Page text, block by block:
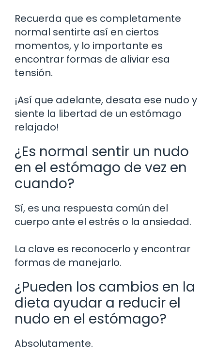
Recuerda que es completamente
normal sentirte así en ciertos
momentos, y lo importante es
encontrar formas de aliviar esa
tensión.
¡Así que adelante, desata ese nudo y
siente la libertad de un estómago
relajado!
¿Es normal sentir un nudo
en el estómago de vez en
cuando?
Sí, es una respuesta común del
cuerpo ante el estrés o la ansiedad.
La clave es reconocerlo y encontrar
formas de manejarlo.
¿Pueden los cambios en la
dieta ayudar a reducir el
nudo en el estómago?
Absolutamente.